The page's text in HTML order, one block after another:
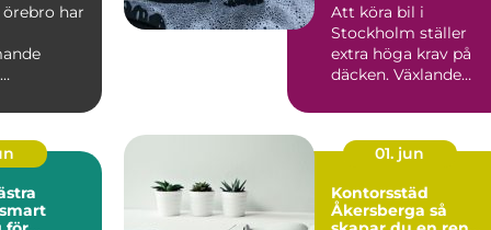
har
Att köra bil i
Stockholm ställer
extra höga krav på
däcken. Växlande
kökörning ...
01. jun
Kontorsstäd
Åkersberga så